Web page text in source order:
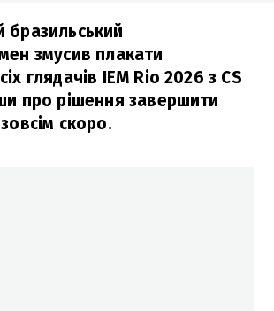
бразильський
змусив плакати
глядачів IEM Rio 2026 з CS
про рішення завершити
скоро.